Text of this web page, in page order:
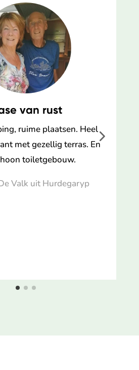
van rust
ruime plaatsen. Heel
met gezellig terras. En
toiletgebouw.
Valk uit Hurdegaryp